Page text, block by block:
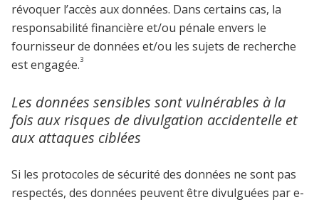
révoquer l’accès aux données. Dans certains cas, la
responsabilité financière et/ou pénale envers le
fournisseur de données et/ou les sujets de recherche
est engagée.3
Les données sensibles sont vulnérables à la
fois aux risques de divulgation accidentelle et
aux attaques ciblées
Si les protocoles de sécurité des données ne sont pas
respectés, des données peuvent être divulguées par e-